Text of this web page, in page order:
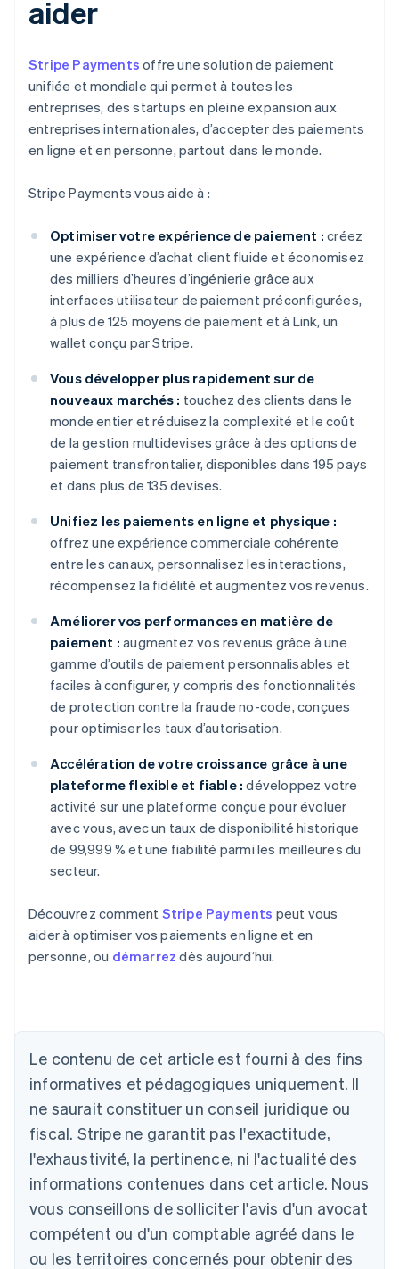
aider
Stripe Payments offre une solution de paiement
unifiée et mondiale qui permet à toutes les
entreprises, des startups en pleine expansion aux
entreprises internationales, d’accepter des paiements
en ligne et en personne, partout dans le monde.
Stripe Payments vous aide à :
Optimiser votre expérience de paiement : créez
une expérience d’achat client fluide et économisez
des milliers d’heures d’ingénierie grâce aux
interfaces utilisateur de paiement préconfigurées,
à plus de 125 moyens de paiement et à Link, un
wallet conçu par Stripe.
Vous développer plus rapidement sur de
nouveaux marchés : touchez des clients dans le
monde entier et réduisez la complexité et le coût
de la gestion multidevises grâce à des options de
paiement transfrontalier, disponibles dans 195 pays
et dans plus de 135 devises.
Unifiez les paiements en ligne et physique :
offrez une expérience commerciale cohérente
entre les canaux, personnalisez les interactions,
récompensez la fidélité et augmentez vos revenus.
Améliorer vos performances en matière de
paiement : augmentez vos revenus grâce à une
gamme d’outils de paiement personnalisables et
faciles à configurer, y compris des fonctionnalités
de protection contre la fraude no-code, conçues
pour optimiser les taux d’autorisation.
Accélération de votre croissance grâce à une
plateforme flexible et fiable : développez votre
activité sur une plateforme conçue pour évoluer
avec vous, avec un taux de disponibilité historique
de 99,999 % et une fiabilité parmi les meilleures du
secteur.
Découvrez comment Stripe Payments peut vous
aider à optimiser vos paiements en ligne et en
personne, ou démarrez dès aujourd’hui.
Le contenu de cet article est fourni à des fins
informatives et pédagogiques uniquement. Il
ne saurait constituer un conseil juridique ou
fiscal. Stripe ne garantit pas l'exactitude,
l'exhaustivité, la pertinence, ni l'actualité des
informations contenues dans cet article. Nous
vous conseillons de solliciter l'avis d'un avocat
compétent ou d'un comptable agréé dans le
ou les territoires concernés pour obtenir des
DeutschEnglish
English
Autriche
Deutsch English
Belgique
NederlandsFrançaisDeutschEnglish
Brésil
Bulgarie
English
Canada